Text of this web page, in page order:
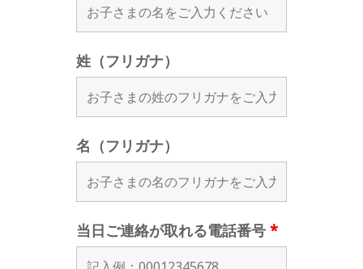
姓（フリガナ）
名（フリガナ）
当日ご連絡が取れる電話番号 *